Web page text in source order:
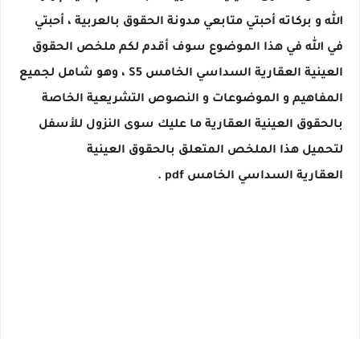
الله و بركاته أحبتي متابعي مدونة الحقوق بالعربية ، أحبتي
في الله في هذا الموضوع سوف أقدم لكم ملخص الحقوق
العينية العقارية السداسي الخامس S5 ، وهو شامل لجميع
المفاهيم و الموضوعات و النصوص التشريعية الخاصة
بالحقوق العينية العقارية ما عليك سوى النزول للأسفل
لتحميل هذا الملخص المتعلق بالحقوق العينية
العقارية السداسي الخامس pdf .